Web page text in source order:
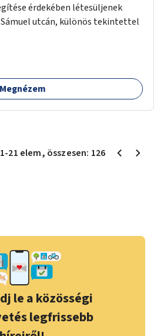
érdekében létesüljenek
utcán, különös tekintettel
Megnézem
1-21 elem, összesen: 126
le a közösségi
legfrissebb